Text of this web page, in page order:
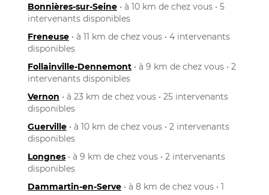
Bonnières-sur-Seine • à 10 km de chez vous • 5
intervenants disponibles
Freneuse • à 11 km de chez vous • 4 intervenants
disponibles
Follainville-Dennemont • à 9 km de chez vous • 2
intervenants disponibles
Vernon • à 23 km de chez vous • 25 intervenants
disponibles
Guerville • à 10 km de chez vous • 2 intervenants
disponibles
Longnes • à 9 km de chez vous • 2 intervenants
disponibles
Dammartin-en-Serve • à 8 km de chez vous • 1